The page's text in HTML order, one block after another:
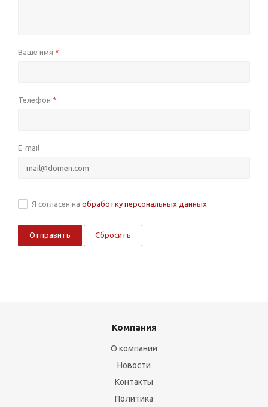
Ваше имя *
Телефон *
E-mail
Я согласен на обработку персональных данных
Сбросить
Компания
О компании
Новости
Контакты
Политика